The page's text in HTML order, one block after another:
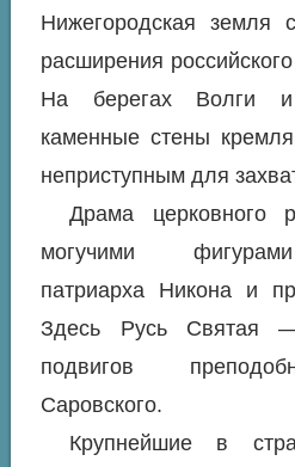
Нижегородская земля
расширения
На берегах Волги
каменные стены
неприступным для
Драма церковного
могучими
патриарха Никона и
Здесь Русь Святая
подвигов
Саровского.
Крупнейшие в